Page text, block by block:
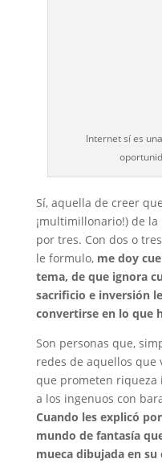
Internet sí es
Sí, aquella de creer
¡multimillonario!) de
por tres. Con dos o
le formulo, me doy
tema, de que ignora
sacrificio e inversión
convertirse en lo que
Son personas que,
redes de aquellos que
que prometen riqueza
a los ingenuos con
Cuando les explicó
mundo de fantasía
mueca dibujada en su